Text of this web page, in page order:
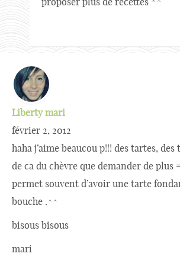
Liberty mari
février 2, 2012
haha j’aime beaucou p!!! des tartes,
de ca du chèvre que demander de plus
permet souvent d’avoir une tarte
bouche .^^
bisous bisous
mari